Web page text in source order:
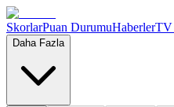
SkorlarPuan DurumuHaberlerTV
Daha Fazla